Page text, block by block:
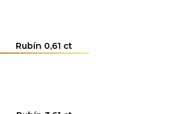
Rubín 0,61 ct